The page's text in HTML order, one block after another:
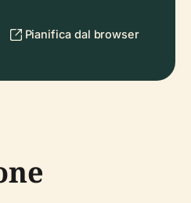
Pianifica dal browser